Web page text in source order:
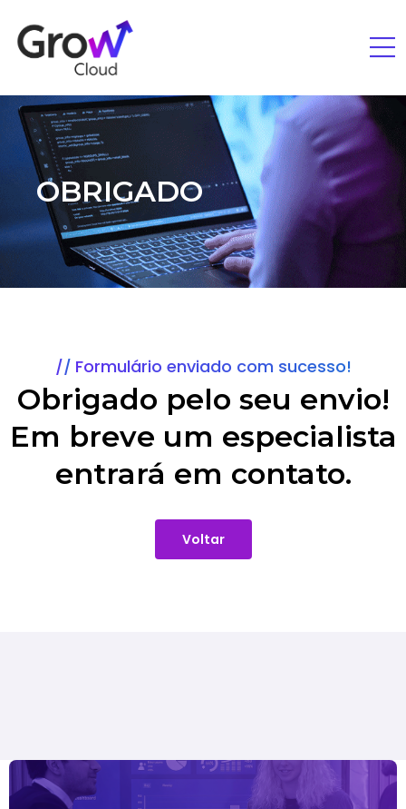
OBRIGADO
Formulário enviado com sucesso!
Obrigado pelo seu envio!
Em breve um especialista
entrará em contato.
Voltar